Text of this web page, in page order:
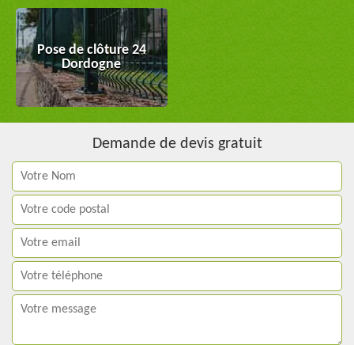
Pose de clôture 24
Dordogne
Demande de devis gratuit